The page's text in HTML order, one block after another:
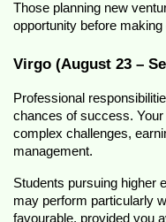
Those planning new
opportunity before
Virgo (August 23 –
Professional
chances of success.
complex challenges,
management.
Students pursuing higher
may perform particularly
favourable, provided you